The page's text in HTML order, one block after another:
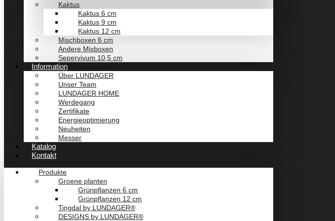
Kaktus
Kaktus 6 cm
Kaktus 9 cm
Kaktus 12 cm
Mischboxen 6 cm
Andere Mixboxen
Sepervivum 10,5 cm
Information
Über LUNDAGER
Unser Team
LUNDAGER HOME
Werdegang
Zertifikate
Energieoptimierung
Neuheiten
Messer
Katalog
Kontakt
Produkte
Groene planten
Grünpflanzen 6 cm
Grünpflanzen 12 cm
Tingdal by LUNDAGER®
DESIGNS by LUNDAGER®